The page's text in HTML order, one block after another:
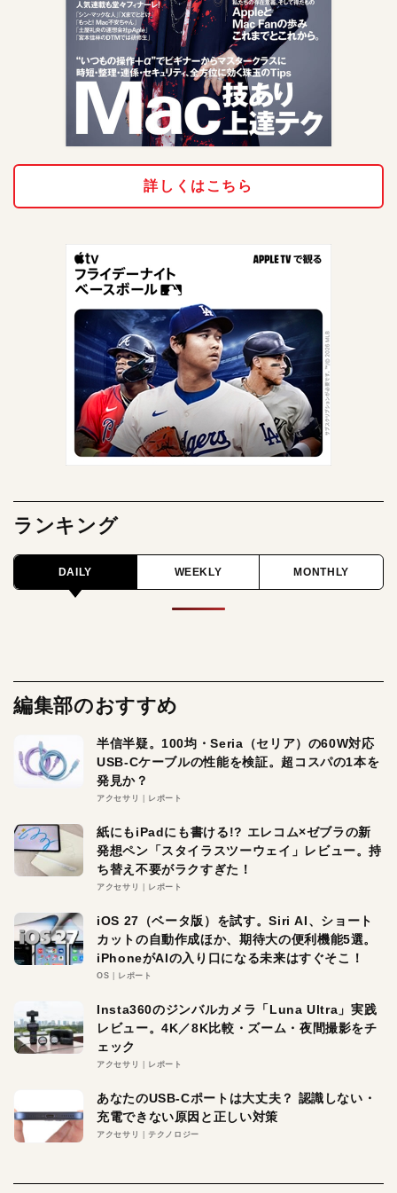
詳しくはこちら
ランキング
DAILY WEEKLY MONTHLY
編集部のおすすめ
半信半疑。100均・Seria（セリア）の60W対応
USB-Cケーブルの性能を検証。超コスパの1本を
発見か？
アクセサリ レポート
紙にもiPadにも書ける!? エレコム×ゼブラの新
発想ペン「スタイラスツーウェイ」レビュー。持
ち替え不要がラクすぎた！
アクセサリ レポート
iOS 27（ベータ版）を試す。Siri AI、ショート
カットの自動作成ほか、期待大の便利機能5選。
iPhoneがAIの入り口になる未来はすぐそこ！
OS レポート
Insta360のジンバルカメラ「Luna Ultra」実践
レビュー。4K／8K比較・ズーム・夜間撮影をチ
ェック
アクセサリ レポート
あなたのUSB-Cポートは大丈夫？ 認識しない・
充電できない原因と正しい対策
アクセサリ テクノロジー